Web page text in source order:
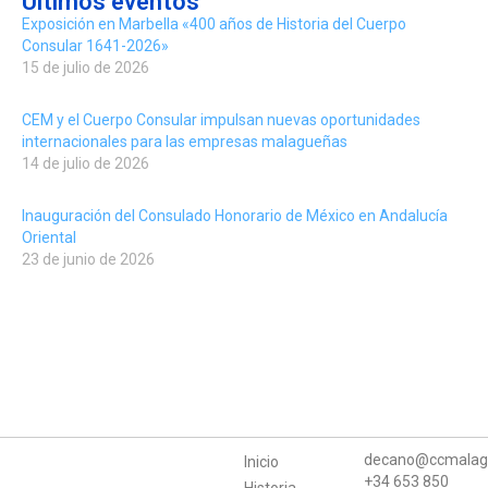
Exposición en Marbella «400 años de Historia del Cuerpo
Consular 1641-2026»
15 de julio de 2026
CEM y el Cuerpo Consular impulsan nuevas oportunidades
internacionales para las empresas malagueñas
14 de julio de 2026
Inauguración del Consulado Honorario de México en Andalucía
Oriental
23 de junio de 2026
Inicio
+34 653 850